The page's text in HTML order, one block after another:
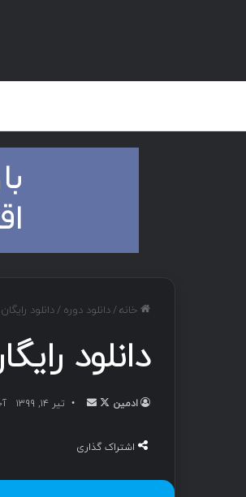
خانه/دانلود دوره /دانلود رایگان
دانلود
ادمین تیر ۱۴, ۱۳۹۹
اشتراک گذاری